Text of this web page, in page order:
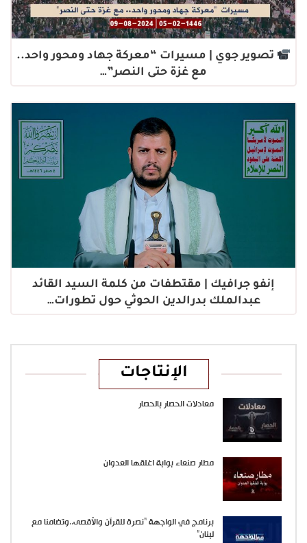
تصوير جوي | مسيرات “معركة جهاد ومحور واحد..
مع غزة حتى النصر”…
إنفو جرافيك | مقتطفات من كلمة السيد القائد
عبدالملك بدرالدين الحوثي حول تطورات…
الإنتاجات
معادلات الحصار بالحصار
مطار صنعاء بوابة اغلقها العدوان
برنامج في الواجهة “نصرة للقرآن والأقصى..وتضامنا مع
لبنان”